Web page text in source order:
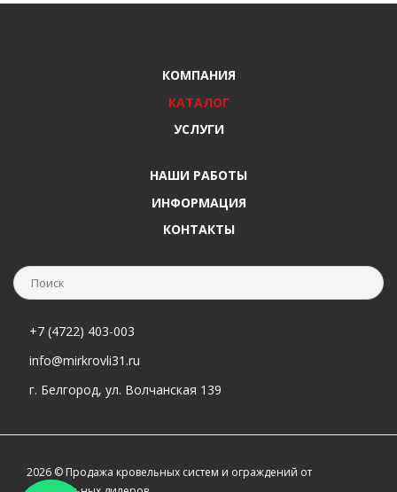
КОМПАНИЯ
КАТАЛОГ
УСЛУГИ
НАШИ РАБОТЫ
ИНФОРМАЦИЯ
КОНТАКТЫ
+7 (4722) 403-003
info@mirkrovli31.ru
г. Белгород, ул. Волчанская 139
2026 © Продажа кровельных систем и ограждений от